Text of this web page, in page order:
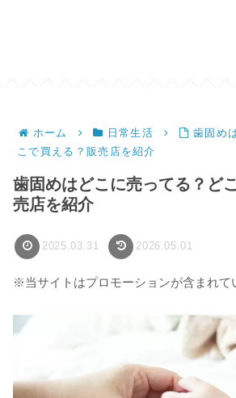
ホーム 日常生活
歯固め
こで買える？販売店を紹介
歯固めはどこに売ってる？ど
売店を紹介
2025.03.31 2026.05.01
※当サイトはプロモーションが含まれて